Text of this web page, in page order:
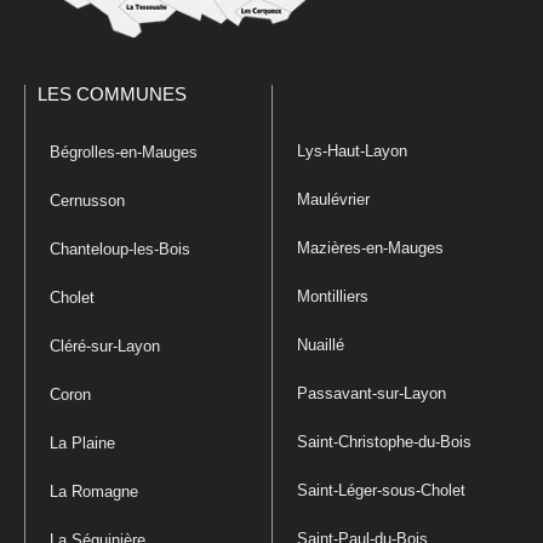
LES COMMUNES
Bégrolles-en-Mauges
Cernusson
Chanteloup-les-Bois
Cholet
Cléré-sur-Layon
Coron
La Plaine
La Romagne
Lys-Haut-Layon
Maulévrier
Mazières-en-Mauges
Montilliers
Nuaillé
Passavant-sur-Layon
Saint-Christophe-du-Bois
Saint-Léger-sous-Cholet
Saint-Paul-du-Bois